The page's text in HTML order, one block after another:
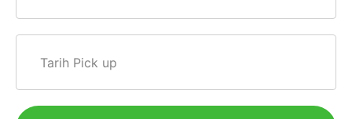
Tarih Pick up